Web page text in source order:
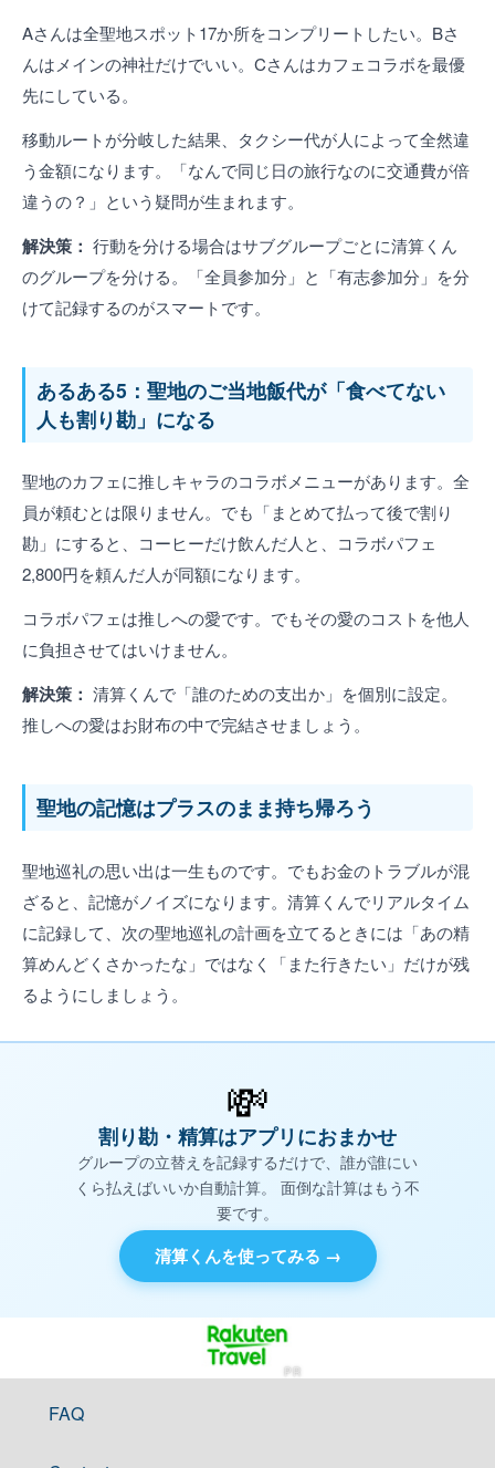
Aさんは全聖地スポット17か所をコンプリートしたい。Bさ
んはメインの神社だけでいい。Cさんはカフェコラボを最優
先にしている。
移動ルートが分岐した結果、タクシー代が人によって全然違
う金額になります。「なんで同じ日の旅行なのに交通費が倍
違うの？」という疑問が生まれます。
解決策： 行動を分ける場合はサブグループごとに清算くん
のグループを分ける。「全員参加分」と「有志参加分」を分
けて記録するのがスマートです。
あるある5：聖地のご当地飯代が「食べてない
人も割り勘」になる
聖地のカフェに推しキャラのコラボメニューがあります。全
員が頼むとは限りません。でも「まとめて払って後で割り
勘」にすると、コーヒーだけ飲んだ人と、コラボパフェ
2,800円を頼んだ人が同額になります。
コラボパフェは推しへの愛です。でもその愛のコストを他人
に負担させてはいけません。
解決策： 清算くんで「誰のための支出か」を個別に設定。
推しへの愛はお財布の中で完結させましょう。
聖地の記憶はプラスのまま持ち帰ろう
聖地巡礼の思い出は一生ものです。でもお金のトラブルが混
ざると、記憶がノイズになります。清算くんでリアルタイム
に記録して、次の聖地巡礼の計画を立てるときには「あの精
算めんどくさかったな」ではなく「また行きたい」だけが残
るようにしましょう。
💸
割り勘・精算はアプリにおまかせ
グループの立替えを記録するだけで、誰が誰にい
くら払えばいいか自動計算。 面倒な計算はもう不
要です。
清算くんを使ってみる →
PR
FAQ